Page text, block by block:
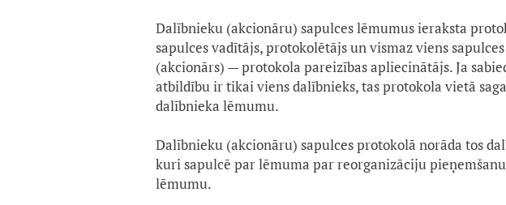
Dalībnieku (akcionāru) sapulces lēmumus ieraksta
sapulces vadītājs, protokolētājs un vismaz viens
(akcionārs) — protokola pareizības apliecinātājs. Ja
atbildību ir tikai viens dalībnieks, tas protokola vietā
dalībnieka lēmumu.
Dalībnieku (akcionāru) sapulces protokolā norāda tos
kuri sapulcē par lēmuma par reorganizāciju
lēmumu.